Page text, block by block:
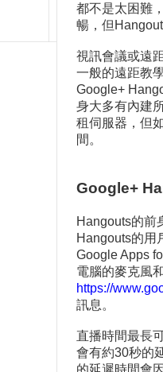
都不是太困難
暢，但
視訊會議或遠
一般的遠距教
Google+
身大多有內建
租伺服器，但
間。
Google+
Hangouts的前
Hangouts的用
Google Apps
電腦的麥克風
https://
訊息。
直播時間最長
會有約30秒的
的延遲時間會